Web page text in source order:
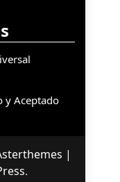
y Aceptado
|
.